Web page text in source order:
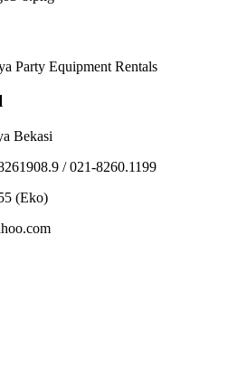
Party Equipment Rentals
Bekasi
/ 021-8260.1199
(Eko)